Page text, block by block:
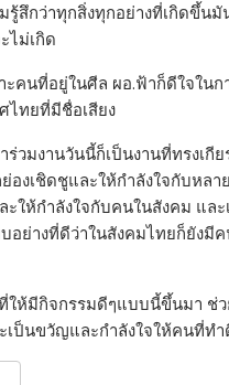
กว่าทุกสิ่งทุกอย่างที่เกิดขึ้นมั
ไม่เกิด
คนที่อยู่ในศีล ผอ.ฟ้าก็ดีใจใน
ไทยที่มีชื่อเสียง
มงานวันนี้ก็เป็นงานที่ทรงเกี
เชิดชูและให้กำลังใจกับหลา
ะให้กำลังใจกับคนในสังคม แ
อย่างที่ดีว่าในสังคมไทยก็ยัง
ห้มีกิจกรรมดีๆแบบนี้ขึ้นมา ช่ว
ป็นขวัญและกำลังใจให้คนที่ท